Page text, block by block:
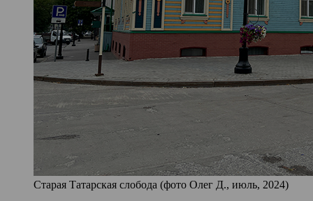
Старая Татарская слобода (фото Олег Д., июль, 2024)